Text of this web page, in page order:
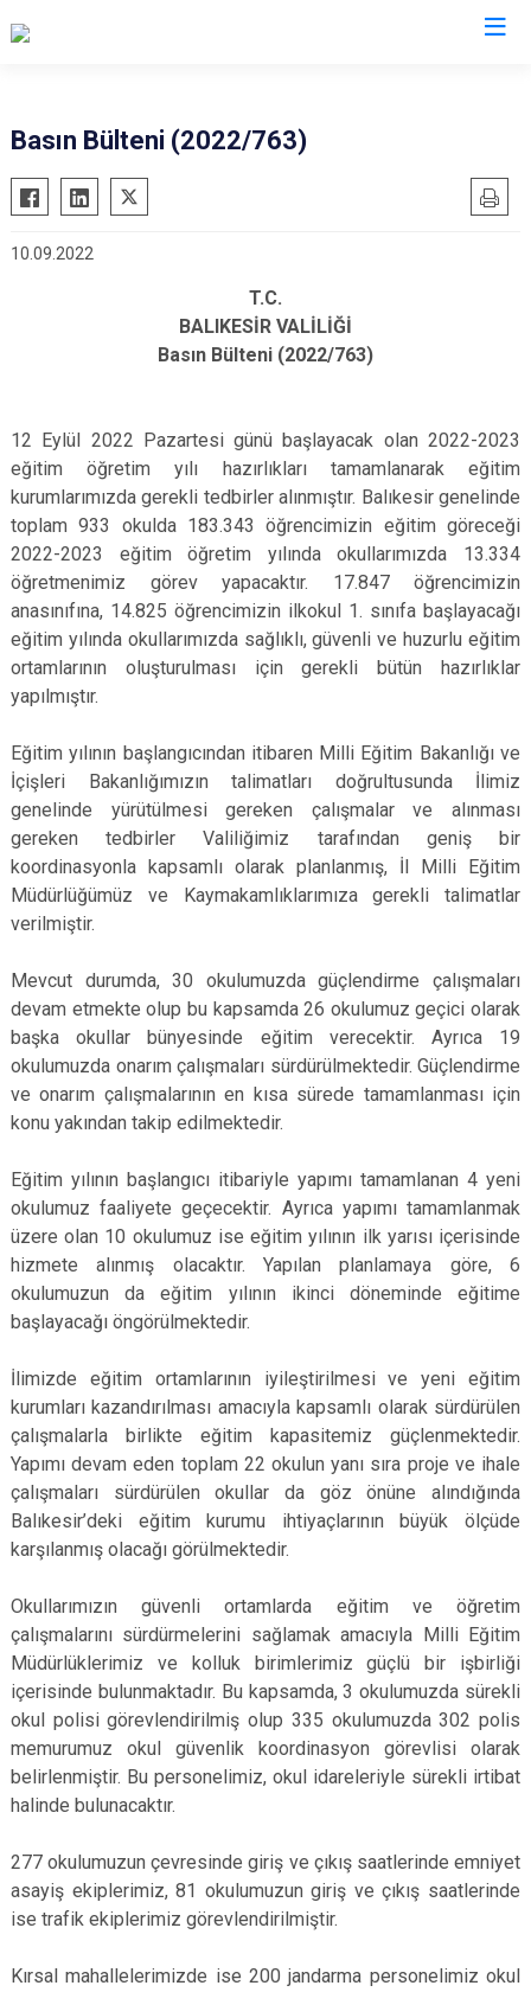
Basın Bülteni (2022/763)
10.09.2022
T.C.
BALIKESİR VALİLİĞİ
Basın Bülteni (2022/763)
12 Eylül 2022 Pazartesi günü başlayacak olan 2022-2023
eğitim öğretim yılı hazırlıkları tamamlanarak eğitim
kurumlarımızda gerekli tedbirler alınmıştır. Balıkesir genelinde
toplam 933 okulda 183.343 öğrencimizin eğitim göreceği
2022-2023 eğitim öğretim yılında okullarımızda 13.334
öğretmenimiz görev yapacaktır. 17.847 öğrencimizin
anasınıfına, 14.825 öğrencimizin ilkokul 1. sınıfa başlayacağı
eğitim yılında okullarımızda sağlıklı, güvenli ve huzurlu eğitim
ortamlarının oluşturulması için gerekli bütün hazırlıklar
yapılmıştır.
Eğitim yılının başlangıcından itibaren Milli Eğitim Bakanlığı ve
İçişleri Bakanlığımızın talimatları doğrultusunda İlimiz
genelinde yürütülmesi gereken çalışmalar ve alınması
gereken tedbirler Valiliğimiz tarafından geniş bir
koordinasyonla kapsamlı olarak planlanmış, İl Milli Eğitim
Müdürlüğümüz ve Kaymakamlıklarımıza gerekli talimatlar
verilmiştir.
Mevcut durumda, 30 okulumuzda güçlendirme çalışmaları
devam etmekte olup bu kapsamda 26 okulumuz geçici olarak
başka okullar bünyesinde eğitim verecektir. Ayrıca 19
okulumuzda onarım çalışmaları sürdürülmektedir. Güçlendirme
ve onarım çalışmalarının en kısa sürede tamamlanması için
konu yakından takip edilmektedir.
Eğitim yılının başlangıcı itibariyle yapımı tamamlanan 4 yeni
okulumuz faaliyete geçecektir. Ayrıca yapımı tamamlanmak
üzere olan 10 okulumuz ise eğitim yılının ilk yarısı içerisinde
hizmete alınmış olacaktır. Yapılan planlamaya göre, 6
okulumuzun da eğitim yılının ikinci döneminde eğitime
başlayacağı öngörülmektedir.
İlimizde eğitim ortamlarının iyileştirilmesi ve yeni eğitim
kurumları kazandırılması amacıyla kapsamlı olarak sürdürülen
çalışmalarla birlikte eğitim kapasitemiz güçlenmektedir.
Yapımı devam eden toplam 22 okulun yanı sıra proje ve ihale
çalışmaları sürdürülen okullar da göz önüne alındığında
Balıkesir’deki eğitim kurumu ihtiyaçlarının büyük ölçüde
karşılanmış olacağı görülmektedir.
Okullarımızın güvenli ortamlarda eğitim ve öğretim
çalışmalarını sürdürmelerini sağlamak amacıyla Milli Eğitim
Müdürlüklerimiz ve kolluk birimlerimiz güçlü bir işbirliği
içerisinde bulunmaktadır. Bu kapsamda, 3 okulumuzda sürekli
okul polisi görevlendirilmiş olup 335 okulumuzda 302 polis
memurumuz okul güvenlik koordinasyon görevlisi olarak
belirlenmiştir. Bu personelimiz, okul idareleriyle sürekli irtibat
halinde bulunacaktır.
277 okulumuzun çevresinde giriş ve çıkış saatlerinde emniyet
asayiş ekiplerimiz, 81 okulumuzun giriş ve çıkış saatlerinde
ise trafik ekiplerimiz görevlendirilmiştir.
Kırsal mahallelerimizde ise 200 jandarma personelimiz okul